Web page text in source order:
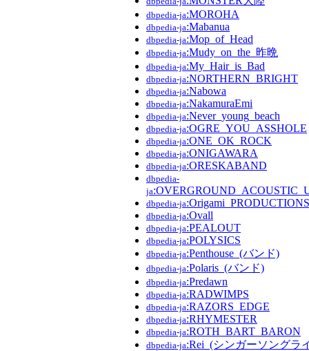
dbpedia-ja:MOROHA
dbpedia-ja:Mabanua
dbpedia-ja:Mop_of_Head
dbpedia-ja:Mudy_on_the_昨晩
dbpedia-ja:My_Hair_is_Bad
dbpedia-ja:NORTHERN_BRIGHT
dbpedia-ja:Nabowa
dbpedia-ja:NakamuraEmi
dbpedia-ja:Never_young_beach
dbpedia-ja:OGRE_YOU_ASSHOLE
dbpedia-ja:ONE_OK_ROCK
dbpedia-ja:ONIGAWARA
dbpedia-ja:ORESKABAND
dbpedia-
ja
dbpedia-ja:Origami_PRODUCTIONS
dbpedia-ja:Ovall
dbpedia-ja:PEALOUT
dbpedia-ja:POLYSICS
dbpedia-ja:Penthouse_(バンド)
dbpedia-ja:Polaris_(バンド)
dbpedia-ja:Predawn
dbpedia-ja:RADWIMPS
dbpedia-ja:RAZORS_EDGE
dbpedia-ja:RHYMESTER
dbpedia-ja:ROTH_BART_BARON
dbpedia-ja:Rei_(シンガーソングラ